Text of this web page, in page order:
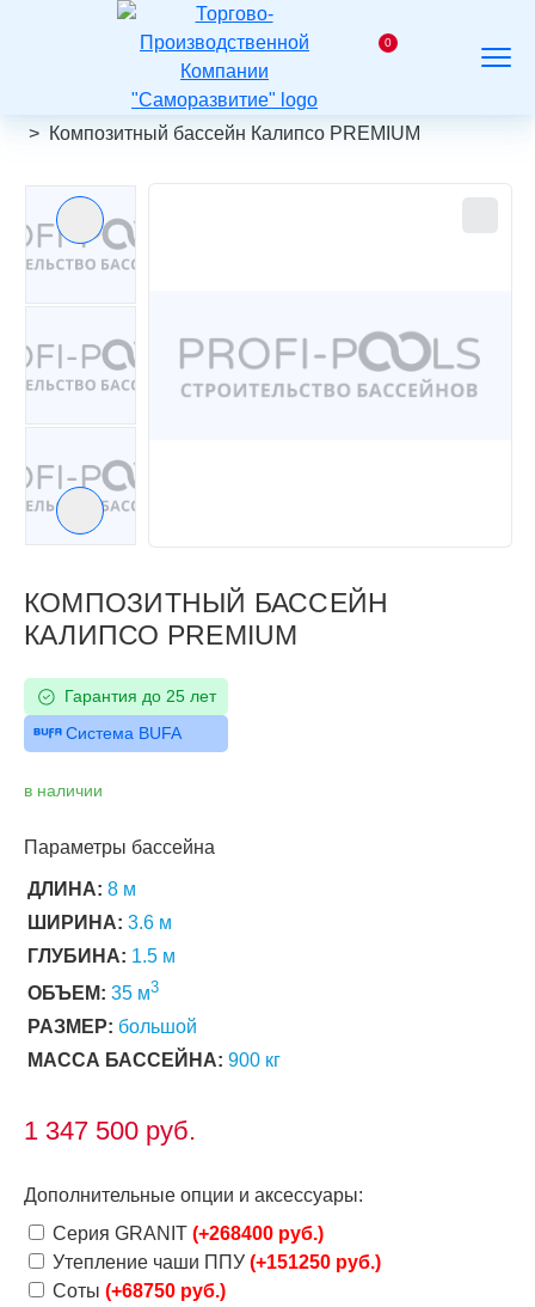
На
главную
0
ПоискМеню
Каталог
Композитные бассейны
Композитный бассейн Калипсо PREMIUM
КОМПОЗИТНЫЙ БАССЕЙН
КАЛИПСО PREMIUM
Гарантия до 25 лет
Система BUFA
в наличии
Параметры бассейна
ДЛИНА: 8 м
ШИРИНА: 3.6 м
ГЛУБИНА: 1.5 м
ОБЪЕМ: 35 м3
РАЗМЕР: большой
МАССА БАССЕЙНА: 900 кг
1 347 500 руб.
Дополнительные опции и аксессуары:
Серия GRANIT (+268400 руб.)
Утепление чаши ППУ (+151250 руб.)
Соты (+68750 руб.)
Предыдущий слайд
Следующий слайд